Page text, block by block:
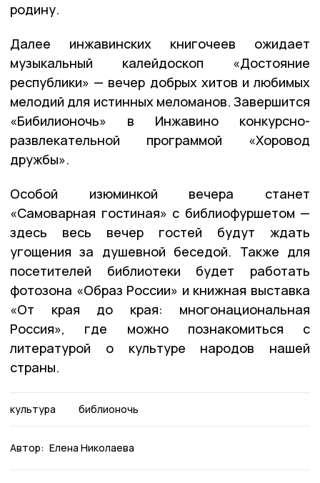
родину.
Далее инжавинских книгочеев ожидает
музыкальный калейдоскоп «Достояние
республики» — вечер добрых хитов и любимых
мелодий для истинных меломанов. Завершится
«Бибилионочь» в Инжавино конкурсно-
развлекательной программой «Хоровод
дружбы».
Особой изюминкой вечера станет
«Самоварная гостиная» с библиофуршетом —
здесь весь вечер гостей будут ждать
угощения за душевной беседой. Также для
посетителей библиотеки будет работать
фотозона «Образ России» и книжная выставка
«От края до края: многонациональная
Россия», где можно познакомиться с
литературой о культуре народов нашей
страны.
культура библионочь
Автор: Елена Николаева